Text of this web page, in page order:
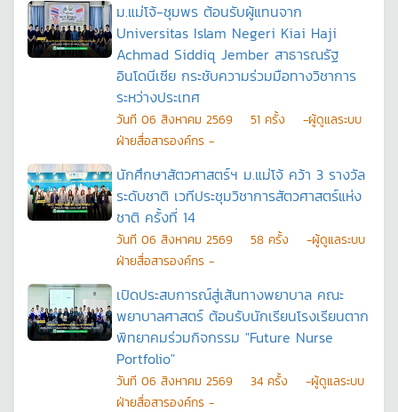
ม.แม่โจ้-ชุมพร ต้อนรับผู้แทนจาก
Universitas Islam Negeri Kiai Haji
Achmad Siddiq Jember สาธารณรัฐ
อินโดนีเซีย กระชับความร่วมมือทางวิชาการ
ระหว่างประเทศ
วันที 06 สิงหาคม 2569 51 ครั้ง
-ผู้ดูแลระบบ
ฝ่ายสื่อสารองค์กร -
นักศึกษาสัตวศาสตร์ฯ ม.แม่โจ้ คว้า 3 รางวัล
ระดับชาติ เวทีประชุมวิชาการสัตวศาสตร์แห่ง
ชาติ ครั้งที่ 14
วันที 06 สิงหาคม 2569 58 ครั้ง
-ผู้ดูแลระบบ
ฝ่ายสื่อสารองค์กร -
เปิดประสบการณ์สู่เส้นทางพยาบาล คณะ
พยาบาลศาสตร์ ต้อนรับนักเรียนโรงเรียนตาก
พิทยาคมร่วมกิจกรรม "Future Nurse
Portfolio"
วันที 06 สิงหาคม 2569 34 ครั้ง
-ผู้ดูแลระบบ
ฝ่ายสื่อสารองค์กร -